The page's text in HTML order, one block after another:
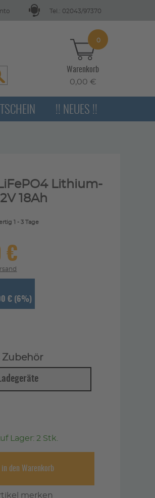
Tel.: 02043/97370
0
Warenkorb
0,00 €
!! NEUES !!
Lithium-
18Ah
1 - 3 Tage
€
€ (6%)
Zubehör
Lager: 2 Stk.
in den Warenkorb
merken